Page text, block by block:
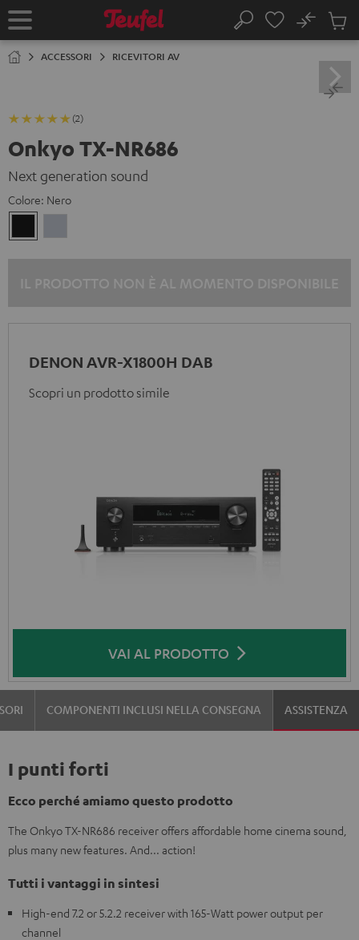
AL
Pagina
Cerca
No
ACCESSORI RICEVITORI AV
(2)
Onkyo TX-NR686
Next generation sound
Colore: Nero
DENON AVR-X1800H DAB
Scopri un prodotto simile
VAI AL PRODOTTO
COMPONENTI INCLUSI NELLA CONSEGNA ASSISTENZA
I punti forti
Ecco perché amiamo questo prodotto
The Onkyo TX-NR686 receiver offers affordable home cinema sound,
plus many new features. And... action!
Tutti i vantaggi in sintesi
High-end 7.2 or 5.2.2 receiver with 165-Watt power output per
channel